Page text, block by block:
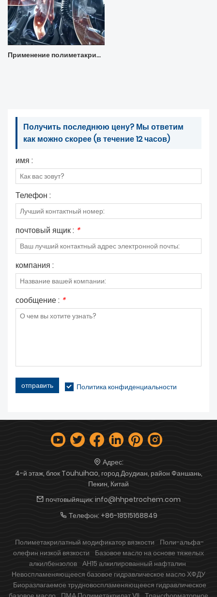
Применение полиметакрилата VII HH-6300V в гидравлических маслах
Получить последнюю цену? Мы ответим
как можно скорее (в течение 12 часов)
имя :
Телефон :
почтовый ящик : *
компания :
сообщение : *
отправить Политика конфиденциальности
Адрес:
4-й этаж, блок Touhuihao, город Доудиан, район Фаншань,
Пекин, Китай
почтовыйящик: info@hhpetrochem.com
Телефон: +86-18515168849
Полиметакрилатный модификатор вязкости
Поли-альфа-
олефин низкой вязкости
Базовое масло на основе тяжелых
алкилбензолов АН15 алкилированный нафталин
Невоспламеняющееся базовое гидравлическое масло ХФДУ
Биоразлагаемое трудновоспламеняющееся гидравлическое